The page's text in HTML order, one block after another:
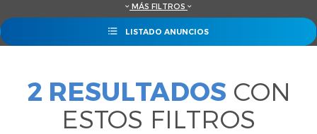
MÁS FILTROS
LISTADO ANUNCIOS
2 RESULTADOS CON
ESTOS FILTROS